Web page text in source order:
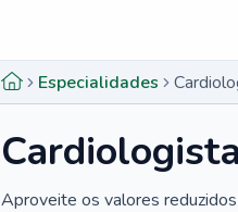
Especialidades
Aproveite os valores